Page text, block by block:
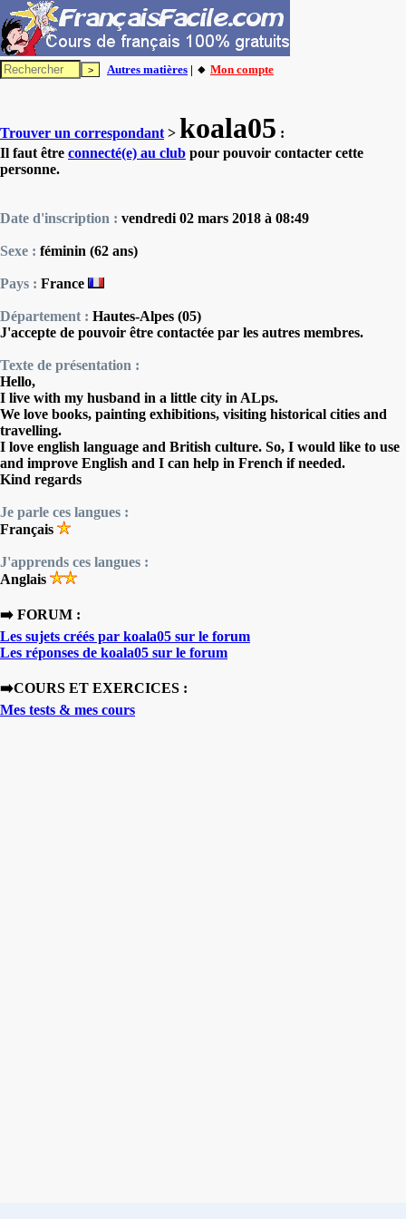
Autres matières | 🔸 Mon compte
Trouver un correspondant > koala05 :
Il faut être connecté(e) au club pour pouvoir contacter cette
personne.
Date d'inscription : vendredi 02 mars 2018 à 08:49
Sexe : féminin (62 ans)
Pays : France
Département : Hautes-Alpes (05)
J'accepte de pouvoir être contactée par les autres membres.
Texte de présentation :
Hello,
I live with my husband in a little city in ALps.
We love books, painting exhibitions, visiting historical cities and
travelling.
I love english language and British culture. So, I would like to use
and improve English and I can help in French if needed.
Kind regards
Je parle ces langues :
Français
J'apprends ces langues :
Anglais
➡️ FORUM :
Les sujets créés par koala05 sur le forum
Les réponses de koala05 sur le forum
➡️COURS ET EXERCICES :
Mes tests & mes cours